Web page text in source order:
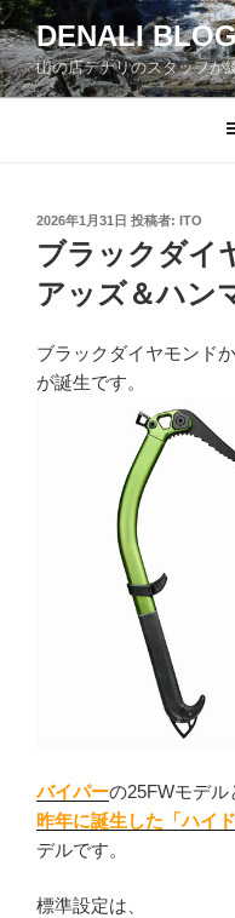
コ
ン
テ
ン
DENALI
山の店デナリのスタッフが
投
日:
2026年1月31日 投稿者: ITO
ブラックダイ
アッズ＆ハン
ブラックダイヤモンド
が誕生です。
バイパーの25FWモデル
昨年に誕生した「ハイ
デルです。
標準設定は、